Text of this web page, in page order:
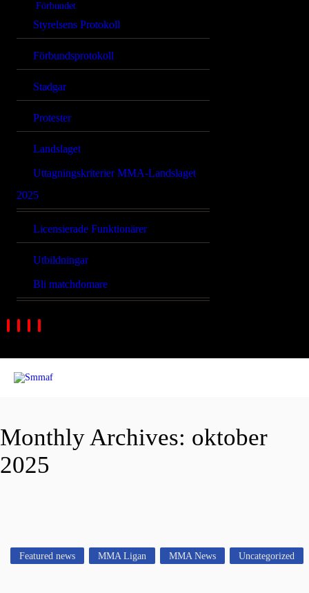
Förbundet
Styrelsens Protokoll
Förbundsprotokoll
Stadgar
Protester
Landslaget
Uttagningskriterier MMA-Landslaget
2025
Licensierade Funktionärer
Utbildningar
Bli matchdomare
Monthly Archives: oktober
2025
Featured news MMA Ligan MMA News Uncategorized